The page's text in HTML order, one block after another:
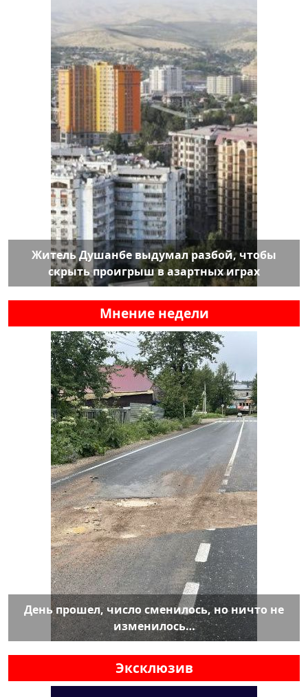
Житель Душанбе выдумал разбой, чтобы
скрыть проигрыш в азартных играх
Мнение недели
День прошел, число сменилось, но ничто не
изменилось…
Эксклюзив